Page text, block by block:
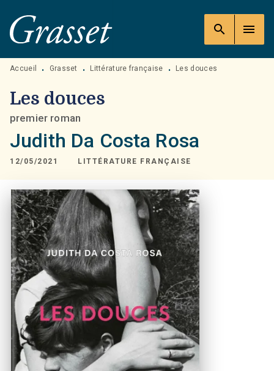
MENU RECHERCHE
PIED DE PAGE
search menu
Accueil • Grasset • Littérature française • Les douces
Les douces
premier roman
Judith Da Costa Rosa
12/05/2021 LITTÉRATURE FRANÇAISE